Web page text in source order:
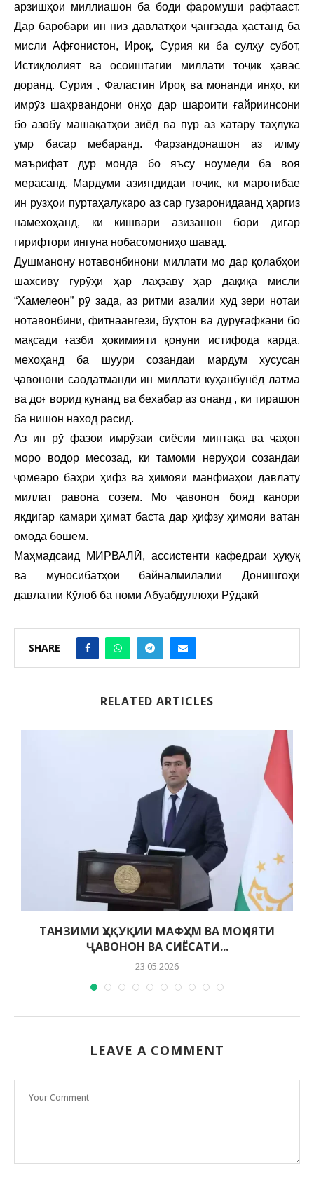
арзишҳои миллиашон ба боди фаромуши рафтааст.
Дар баробари ин низ давлатҳои ҷангзада ҳастанд ба
мисли Афғонистон, Ироқ, Сурия ки ба сулҳу субот,
Истиқлолият ва осоиштагии миллати тоҷик ҳавас
доранд. Сурия , Фаластин Ироқ ва монанди инҳо, ки
имрӯз шаҳрвандони онҳо дар шароити ғайриинсони
бо азобу машақатҳои зиёд ва пур аз хатару таҳлука
умр басар мебаранд. Фарзандонашон аз илму
маърифат дур монда бо яъсу ноумедӣ ба воя
мерасанд. Мардуми азиятдидаи тоҷик, ки маротибае
ин рузҳои пуртаҳалукаро аз сар гузаронидаанд ҳаргиз
намехоҳанд, ки кишвари азизашон бори дигар
гирифтори ингуна нобасомониҳо шавад.
Душманону нотавонбинони миллати мо дар қолабҳои
шахсиву гурӯҳи ҳар лаҳзаву ҳар дақиқа мисли
“Хамелеон” рӯ зада, аз ритми азалии худ зери нотаи
нотавонбинӣ, фитнаангезӣ, буҳтон ва дурӯғафканӣ бо
мақсади ғазби ҳокимияти қонуни истифода карда,
мехоҳанд ба шуури созандаи мардум хусусан
ҷавонони саодатманди ин миллати куҳанбунёд латма
ва доғ ворид кунанд ва бехабар аз онанд , ки тирашон
ба нишон наход расид.
Аз ин рӯ фазои имрӯзаи сиёсии минтақа ва ҷаҳон
моро водор месозад, ки тамоми неруҳои созандаи
ҷомеаро баҳри ҳифз ва ҳимояи манфиаҳои давлату
миллат равона созем. Мо ҷавонон бояд канори
якдигар камари ҳимат баста дар ҳифзу ҳимояи ватан
омода бошем.
Маҳмадсаид МИРВАЛӢ, ассистенти кафедраи ҳуқуқ
ва муносибатҳои байналмилалии Донишгоҳи
давлатии Кӯлоб ба номи Абуабдуллоҳи Рӯдакӣ
SHARE
RELATED ARTICLES
ТАНЗИМИ ҲУҚУҚИИ МАФҲУМ ВА МОҲИЯТИ
ҶАВОНОН ВА СИЁСАТИ...
23.05.2026
LEAVE A COMMENT